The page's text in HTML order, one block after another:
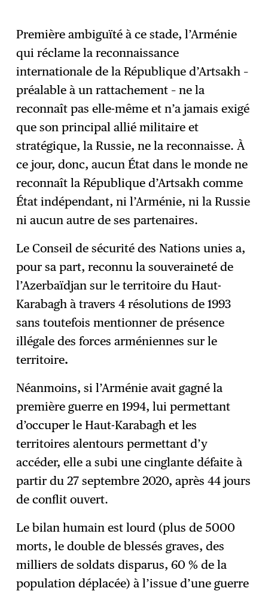
Première ambiguïté à ce stade, l’Arménie
qui réclame la reconnaissance
internationale de la République d’Artsakh –
préalable à un rattachement – ne la
reconnaît pas elle-même et n’a jamais exigé
que son principal allié militaire et
stratégique, la Russie, ne la reconnaisse. À
ce jour, donc, aucun État dans le monde ne
reconnaît la République d’Artsakh comme
État indépendant, ni l’Arménie, ni la Russie
ni aucun autre de ses partenaires.
Le Conseil de sécurité des Nations unies a,
pour sa part, reconnu la souveraineté de
l’Azerbaïdjan sur le territoire du Haut-
Karabagh à travers 4 résolutions de 1993
sans toutefois mentionner de présence
illégale des forces arméniennes sur le
territoire.
Néanmoins, si l’Arménie avait gagné la
première guerre en 1994, lui permettant
d’occuper le Haut-Karabagh et les
territoires alentours permettant d’y
accéder, elle a subi une cinglante défaite à
partir du 27 septembre 2020, après 44 jours
de conflit ouvert.
Le bilan humain est lourd (plus de 5000
morts, le double de blessés graves, des
milliers de soldats disparus, 60 % de la
population déplacée) à l’issue d’une guerre